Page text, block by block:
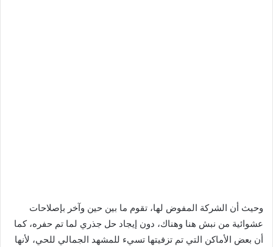
وحيث أن الشركة المفوض لها، تقوم ما بين حين وآخر بإصلاحات
عشوائية من نبش هنا وهناك، دون إيجاد حل جذري لما تم حفره، كما
أن بعض الأماكن التي تم تزفيتها تسيء للمشهد الجمالي للحي، لأنها